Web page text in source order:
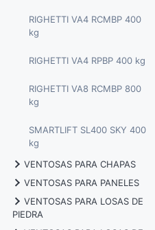
RIGHETTI VA4 RCMBP 400
kg
RIGHETTI VA4 RPBP 400 kg
RIGHETTI VA8 RCMBP 800
kg
SMARTLIFT SL400 SKY 400
kg
VENTOSAS PARA CHAPAS
RIGHETTI F4EB-600 600 kg
RIGHETTI F6EB-1000 1000
VENTOSAS PARA PANELES
RIGHETTI CL-W 375 kg
VENTOSAS PARA LOSAS DE
PIEDRA